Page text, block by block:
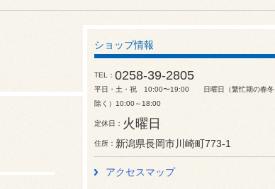
ショップ情報
TEL 0258-39-2805
平日・土・祝 10:00〜19:00 日曜日（繁忙期の春冬
除く）10:00～18:00
定休日 火曜日
住所 新潟県長岡市川崎町773-1
アクセスマップ